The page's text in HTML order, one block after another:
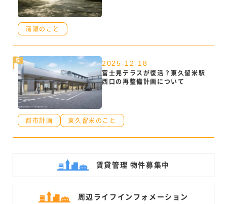
清瀬のこと
2025-12-18
富士見テラスが復活？東久留米駅
西口の再整備計画について
都市計画 東久留米のこと
賃貸管理 物件募集中
周辺ライフ インフォメーション